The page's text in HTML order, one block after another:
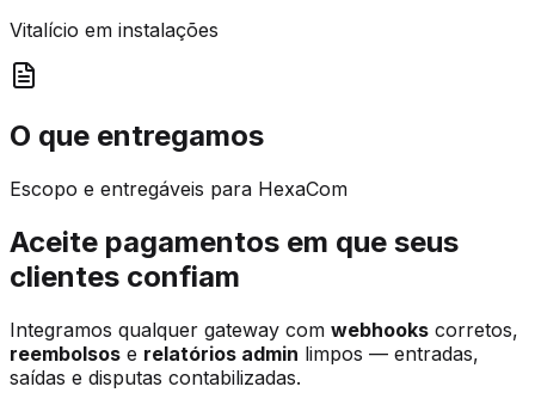
Vitalício em instalações
O que entregamos
Escopo e entregáveis para HexaCom
Aceite pagamentos em que seus
clientes confiam
Integramos qualquer gateway com webhooks corretos,
reembolsos e relatórios admin limpos — entradas,
saídas e disputas contabilizadas.